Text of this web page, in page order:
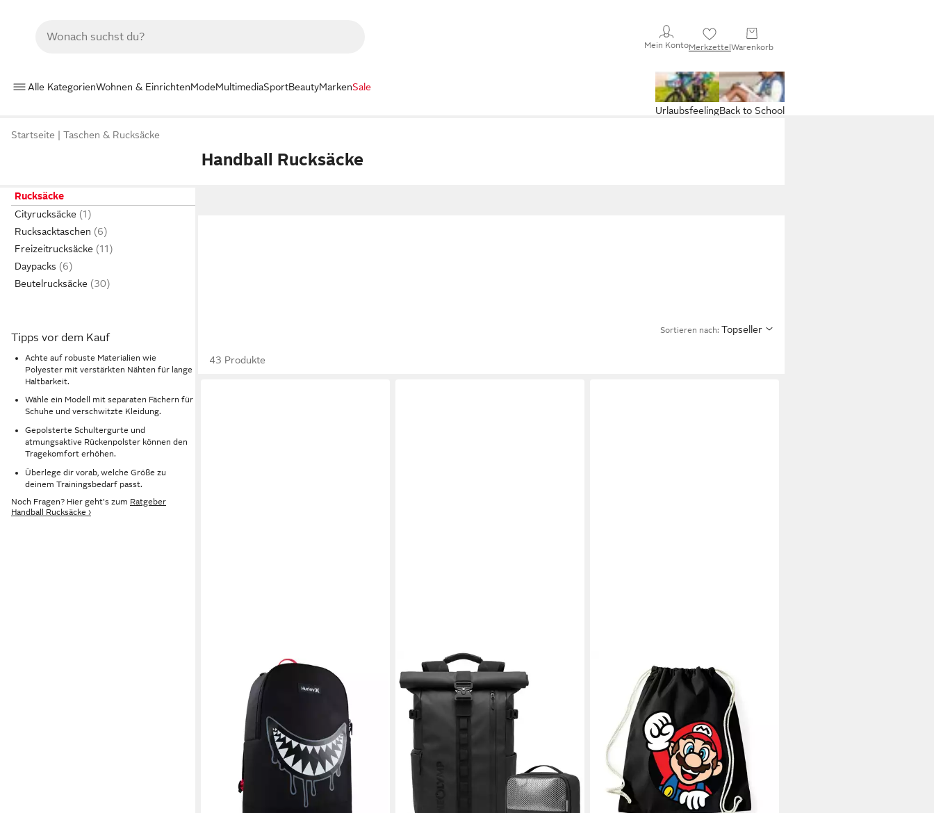
Mein KontoMerkzettelWarenkorb
Alle KategorienWohnen & EinrichtenModeMultimediaSportBeautyMarkenSale
Back to School
Urlaubsfeeling
Startseite Taschen & Rucksäcke
Handball Rucksäcke
Rucksäcke
Cityrucksäcke
Rucksacktaschen
Freizeitrucksäcke
Daypacks
Beutelrucksäcke
Tipps vor dem Kauf
Achte auf robuste Materialien wie
Polyester mit verstärkten Nähten für lange
Haltbarkeit.
Wähle ein Modell mit separaten Fächern für
Schuhe und verschwitzte Kleidung.
Gepolsterte Schultergurte und
atmungsaktive Rückenpolster können den
Tragekomfort erhöhen.
Überlege dir vorab, welche Größe zu
deinem Trainingsbedarf passt.
Noch Fragen? Hier geht's zum Ratgeber
Handball Rucksäcke ›
Sortieren nach: Topseller
43 Produkte